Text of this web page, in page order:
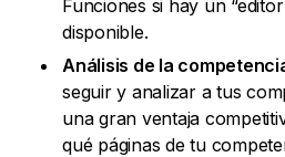
Funciones si hay un
disponible.
Análisis de la
seguir y analizar a tus
una gran ventaja
qué páginas de tu